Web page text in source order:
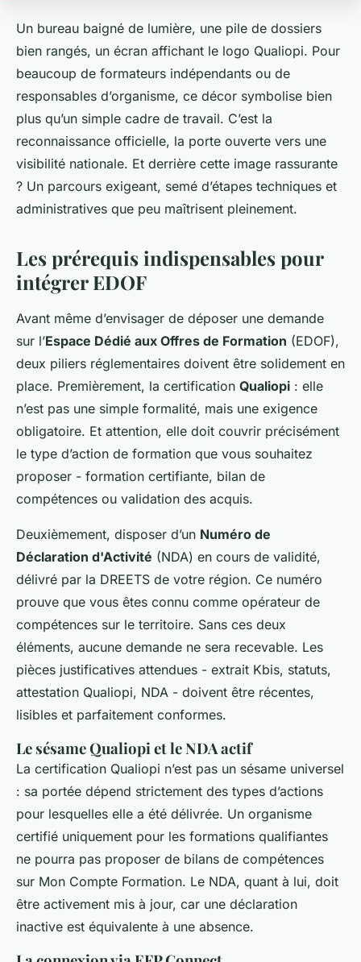
Un bureau baigné de lumière, une pile de dossiers
bien rangés, un écran affichant le logo Qualiopi. Pour
beaucoup de formateurs indépendants ou de
responsables d’organisme, ce décor symbolise bien
plus qu’un simple cadre de travail. C’est la
reconnaissance officielle, la porte ouverte vers une
visibilité nationale. Et derrière cette image rassurante
? Un parcours exigeant, semé d’étapes techniques et
administratives que peu maîtrisent pleinement.
Les prérequis indispensables pour
intégrer EDOF
Avant même d’envisager de déposer une demande
sur l’Espace Dédié aux Offres de Formation (EDOF),
deux piliers réglementaires doivent être solidement en
place. Premièrement, la certification Qualiopi : elle
n’est pas une simple formalité, mais une exigence
obligatoire. Et attention, elle doit couvrir précisément
le type d’action de formation que vous souhaitez
proposer - formation certifiante, bilan de
compétences ou validation des acquis.
Deuxièmement, disposer d’un Numéro de
Déclaration d'Activité (NDA) en cours de validité,
délivré par la DREETS de votre région. Ce numéro
prouve que vous êtes connu comme opérateur de
compétences sur le territoire. Sans ces deux
éléments, aucune demande ne sera recevable. Les
pièces justificatives attendues - extrait Kbis, statuts,
attestation Qualiopi, NDA - doivent être récentes,
lisibles et parfaitement conformes.
Le sésame Qualiopi et le NDA actif
La certification Qualiopi n’est pas un sésame universel
: sa portée dépend strictement des types d’actions
pour lesquelles elle a été délivrée. Un organisme
certifié uniquement pour les formations qualifiantes
ne pourra pas proposer de bilans de compétences
sur Mon Compte Formation. Le NDA, quant à lui, doit
être activement mis à jour, car une déclaration
inactive est équivalente à une absence.